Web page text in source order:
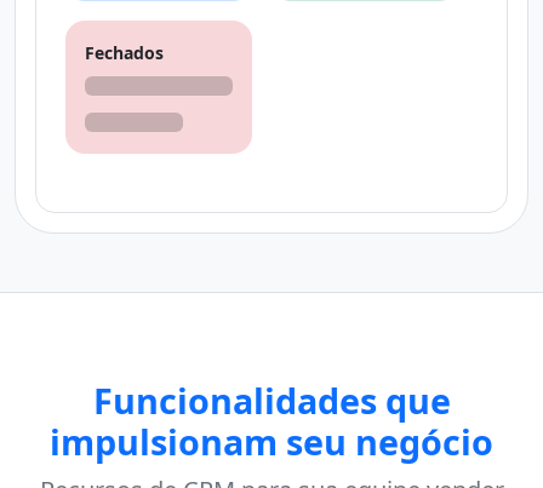
Fechados
Funcionalidades que
impulsionam seu negócio